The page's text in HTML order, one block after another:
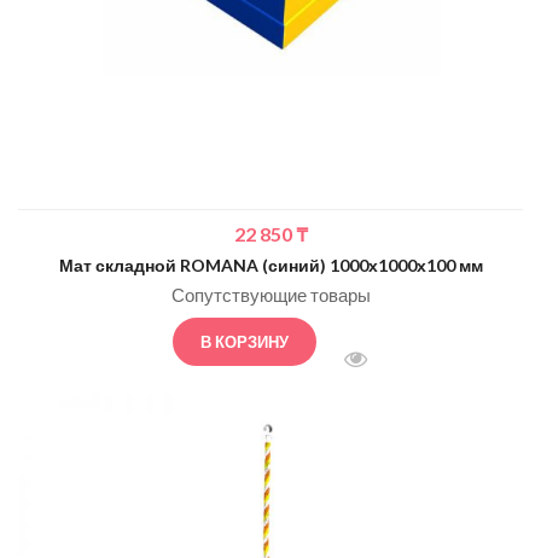
22 850₸
Мат складной ROMANA (синий) 1000х1000х100 мм
Сопутствующие товары
В КОРЗИНУ